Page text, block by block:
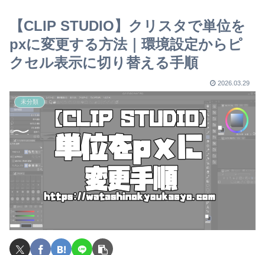
【CLIP STUDIO】クリスタで単位を
pxに変更する方法｜環境設定からピ
クセル表示に切り替える手順
2026.03.29
未分類